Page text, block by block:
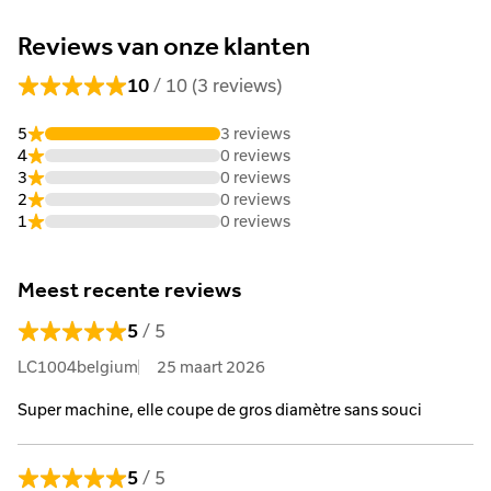
K-waarde (geluidsvermogensniveau)
2.0 2N
Gewicht apparaat
4.4 KGM
Min. werktijd batterij AP 100
60 MIN
Min. werktijd batterij AP 200
100 MIN
150 MIN
100 MIN
Reviews van onze klanten
10 / 10 (3 reviews)
5
3 reviews
4
0 reviews
3
0 reviews
2
0 reviews
1
0 reviews
Meest recente reviews
5 / 5
LC1004belgium 25 maart 2026
Super machine, elle coupe de gros diamètre sans souci
5 / 5